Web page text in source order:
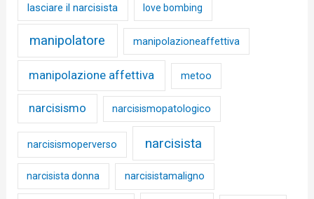
lasciare il narcisista love bombing
manipolatore manipolazioneaffettiva
manipolazione affettiva metoo
narcisismo narcisismopatologico
narcisismoperverso narcisista
narcisista donna narcisistamaligno